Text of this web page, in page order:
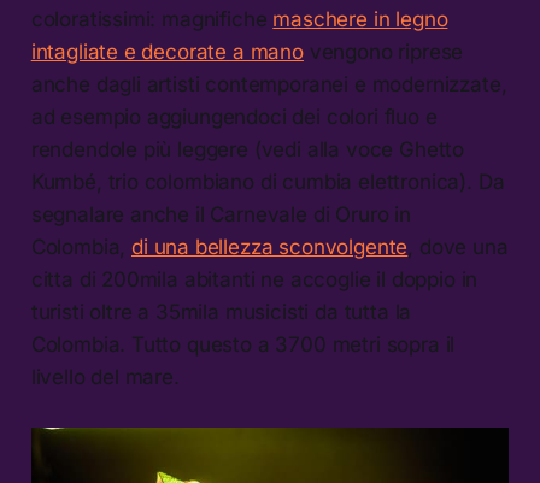
coloratissimi: magnifiche maschere in legno
intagliate e decorate a manovengono riprese
anche dagli artisti contemporanei e modernizzate,
ad esempio aggiungendoci dei colori fluo e
rendendole più leggere (vedi alla voce Ghetto
Kumbé, trio colombiano di cumbia elettronica). Da
segnalare anche il Carnevale di Oruro in
Colombia, di una bellezza sconvolgente , dove una
citta di 200mila abitanti ne accoglie il doppio in
turisti oltre a 35mila musicisti da tutta la
Colombia. Tutto questo a 3700 metri sopra il
livello del mare.